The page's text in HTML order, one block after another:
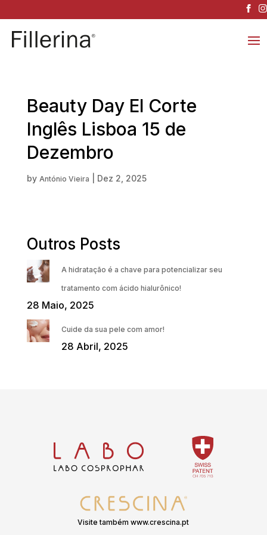
Beauty Day El Corte
Inglês Lisboa 15 de
Dezembro
by António Vieira Dez 2, 2025
Outros Posts
A hidratação é a chave para potencializar seu
tratamento com ácido hialurônico!
28 Maio, 2025
Cuide da sua pele com amor!
28 Abril, 2025
Visite também www.crescina.pt